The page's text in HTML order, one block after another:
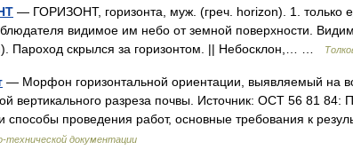
— ГОРИЗОНТ, горизонта, муж. (греч. horizon). 1. только
видимое им небо от земной поверхности.
Пароход скрылся за горизонтом. || Небосклон,… …
— Морфон горизонтальной ориентации, выявляемый на
вертикального разреза почвы. Источник: ОСТ 56 81 84:
способы проведения работ, основные требования к
технической документации